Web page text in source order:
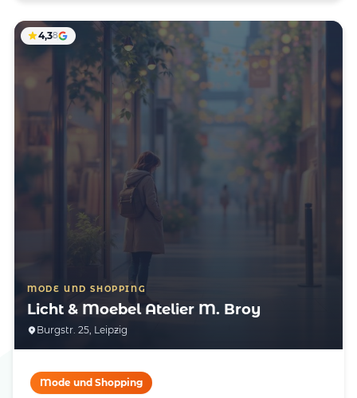
MODE UND SHOPPING
Licht & Moebel Atelier M. Broy
Burgstr. 25, Leipzig
4,38
Mode und Shopping